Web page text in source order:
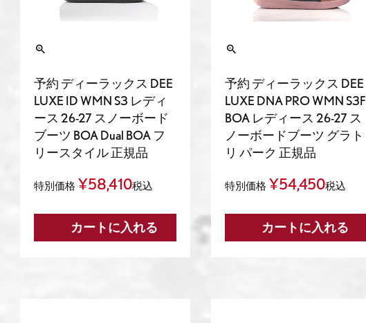
予約 ディーラックス DEE
LUXE ID WMN S3 レディ
ース 26-27 スノーボード
ブーツ BOA Dual BOA フ
リースタイル 正規品
特別価格 ¥58,410税込
カートに入れる
予約 ディーラックス DEE
LUXE DNA PRO WMN S3F
BOA レディース 26-27 ス
ノーボードブーツ グラト
リ パーク 正規品
特別価格 ¥54,450税込
カートに入れる